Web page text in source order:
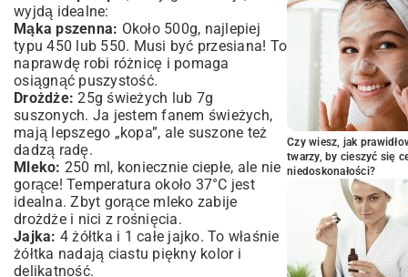
Pomysły na inne pyszne farsze do pączków
– zaskocz swoich gości!
Najczęściej popełniane błędy i jak ich
unikać podczas pieczenia pączków
Dlaczego pączki nie rosną? Rozwiązania
problemów z ciastem drożdżowym
Smażone pączki są zbyt tłuste? Sprawdź
nasze porady
Serwowanie i przechowywanie
domowych pączków z dżemem
Jak najlepiej podawać świeże, jeszcze
ciepłe pączki?
Przechowywanie pączków: zachowaj
świeżość na dłużej
wyjdą idealne:
Mąka pszenna: Około 500g, najlepiej
typu 450 lub 550. Musi być przesiana! To
naprawdę robi różnicę i pomaga
osiągnąć puszystość.
Drożdże: 25g świeżych lub 7g
suszonych. Ja jestem fanem świeżych,
mają lepszego „kopa”, ale suszone też
dadzą radę.
Mleko: 250 ml, koniecznie ciepłe, ale nie
gorące! Temperatura około 37°C jest
idealna. Zbyt gorące mleko zabije
drożdże i nici z rośnięcia.
Jajka: 4 żółtka i 1 całe jajko. To właśnie
żółtka nadają ciastu piękny kolor i
delikatność.
Czy wiesz, jak
twarzy, by cieszyć się
niedoskonałości?